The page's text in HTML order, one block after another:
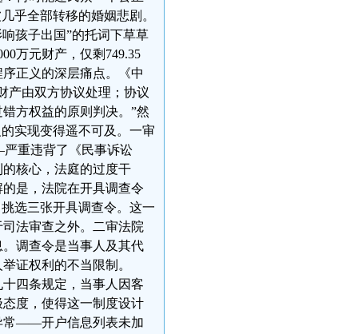
乎全部转移的婚姻悲剧。
孩子出国”的托词下草草
万元财产，仅剩749.35
正义的深层痛点。《中
产由双方协议处理；协议
方权益的原则判决。”然
实现变得遥不可及。一审
重违背了《民事诉讼
核心，法庭的过度干
是，法院在开具调查令
选三张开具调查令。这一
法审查之外。二审法院
调查令是当事人及其代
证权利的不当限制。
四条规定，当事人因客
度，使得这一制度设计
常——开户信息列表未加